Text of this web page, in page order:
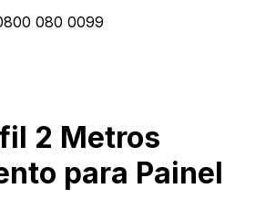
080 0099
2 Metros
para Painel